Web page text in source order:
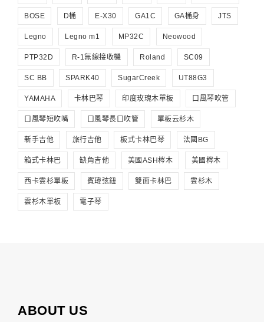
BOSE D桶 E-X30 GA1C GA桶身 JTS
Legno Legno m1 MP32C Neowood
PTP32D R-1無線接收機 Roland SC09
SC BB SPARK40 SugarCreek UT88G3
YAMAHA 卡林巴琴 印度玫瑰木單板 口風琴吹管
口風琴短吹嘴 口風琴長口吹管 單板云杉木
新手吉他 旅行吉他 板式卡林巴琴 法國BG
箱式卡林巴 缺角吉他 美國ASH梣木 美國梣木
西卡雲杉單板 賓瑋弦鈕 雙面卡林巴 雲杉木
雲杉木單板 電子琴
ABOUT US